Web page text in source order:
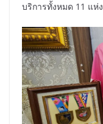
บริการทั้งหมด 11 แห่ง